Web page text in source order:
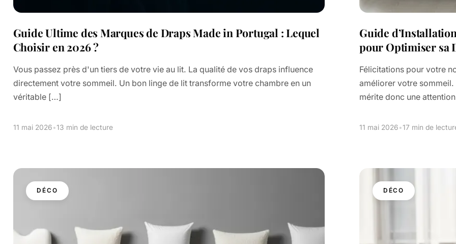
Guide Ultime des Marques de Draps Made in Portugal : Lequel
Choisir en 2026 ?
Vous passez près d'un tiers de votre vie au lit. La qualité de vos draps influence
directement votre sommeil. Un bon linge de lit transforme votre chambre en un
véritable […]
11 mai 2026•13 min de lecture
Guide
pour Optimiser sa
Félicitations pour votre
améliorer votre
mérite donc une
11 mai 2026•17 min de
DÉCO DÉCO